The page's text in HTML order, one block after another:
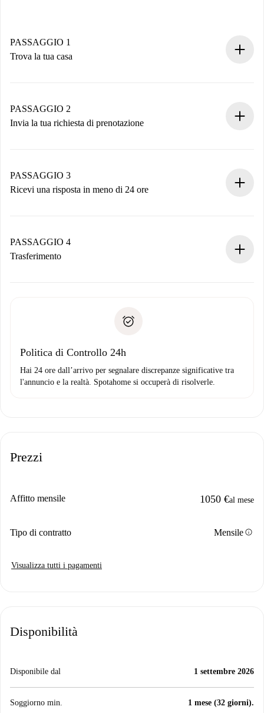
PASSAGGIO 1
Trova la tua casa
Hai tutte le informazioni necessarie in anticipo.
PASSAGGIO 2
Invia la tua richiesta di prenotazione
non accetta.
PASSAGGIO 3
Ricevi una risposta in meno di 24 ore
contatto con il proprietario.
Se rifiutata: non ti addebiteremo nulla e ti proporremo
Domiciliazione del pagamento
PASSAGGIO 4
Trasferimento
solo se non segnali problemi.
Politica di Controllo 24h
Hai 24 ore dall’arrivo per segnalare discrepanze significative tra
l'annuncio e la realtà. Spotahome si occuperà di risolverle.
Prezzi
Affitto mensile 1050 €al mese
Tipo di contratto Mensileinfo
Visualizza tutti i pagamenti
Disponibilità
Disponibile dal 1 settembre 2026
Soggiorno min. 1 mese (32 giorni).